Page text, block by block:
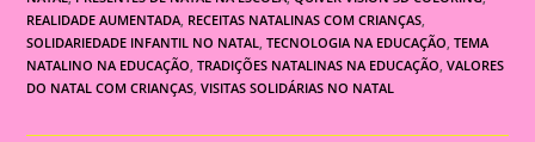
REALIDADE AUMENTADA, RECEITAS NATALINAS COM CRIANÇAS,
SOLIDARIEDADE INFANTIL NO NATAL, TECNOLOGIA NA EDUCAÇÃO, TEMA
NATALINO NA EDUCAÇÃO, TRADIÇÕES NATALINAS NA EDUCAÇÃO, VALORES
DO NATAL COM CRIANÇAS, VISITAS SOLIDÁRIAS NO NATAL